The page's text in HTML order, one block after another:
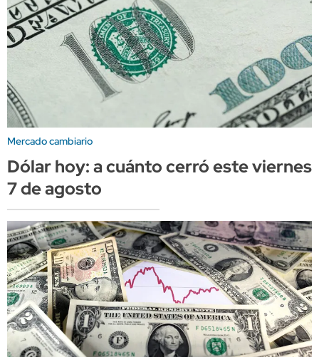
Mercado cambiario
Dólar hoy: a cuánto cerró este viernes
7 de agosto